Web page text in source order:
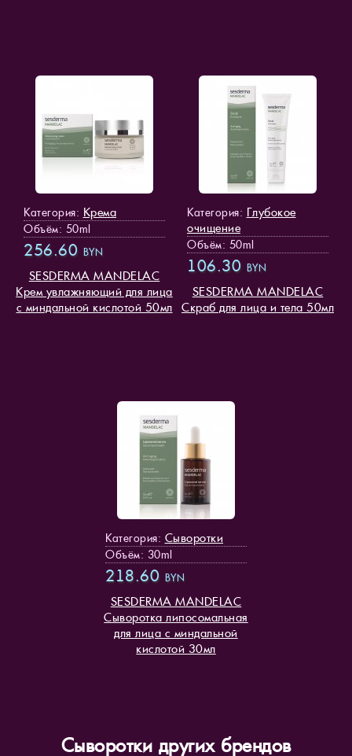
Категория: Крема
Объём: 50ml
256.60 BYN
SESDERMA MANDELAC
Крем увлажняющий для лица
с миндальной кислотой 50мл
Категория: Глубокое
очищение
Объём: 50ml
106.30 BYN
SESDERMA MANDELAC
Скраб для лица и тела 50мл
Категория: Сыворотки
Объём: 30ml
218.60 BYN
SESDERMA MANDELAC
Сыворотка липосомальная
для лица с миндальной
кислотой 30мл
Сыворотки других брендов